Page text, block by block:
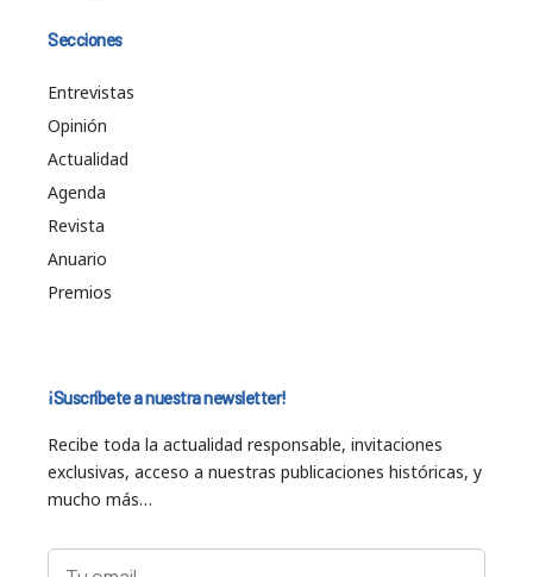
Secciones
Entrevistas
Opinión
Actualidad
Agenda
Revista
Anuario
Premios
¡Suscríbete a nuestra newsletter!
Recibe toda la actualidad responsable, invitaciones
exclusivas, acceso a nuestras publicaciones históricas, y
mucho más…